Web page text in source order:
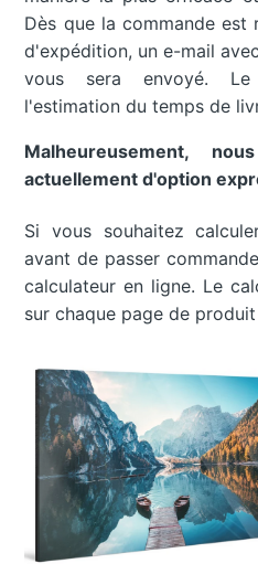
Dès que la commande est
d'expédition, un e-mail
vous sera envoyé.
l'estimation du temps de
Malheureusement,
actuellement d'option
Si vous souhaitez
avant de passer
calculateur en ligne. Le
sur chaque page de produit